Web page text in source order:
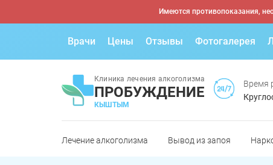
Имеются противопоказания,
Врачи Цены Отзывы Фотогалерея
Клиника лечения алкоголизма
ПРОБУЖДЕНИЕ
КЫШТЫМ
Время
Лечение алкоголизма Вывод из запоя